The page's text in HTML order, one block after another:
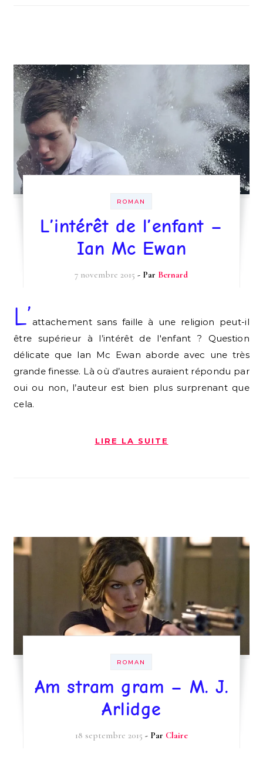
ROMAN
L’intérêt de l’enfant –
Ian Mc Ewan
7 novembre 2015 - Par Bernard
L’attachement sans faille à une religion peut-il
être supérieur à l’intérêt de l'enfant ? Question
délicate que Ian Mc Ewan aborde avec une très
grande finesse. Là où d’autres auraient répondu par
oui ou non, l’auteur est bien plus surprenant que
cela.
LIRE LA SUITE
ROMAN
Am stram gram – M. J.
Arlidge
18 septembre 2015 - Par Claire